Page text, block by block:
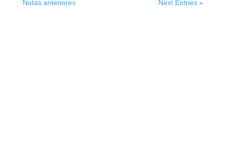
Notas anteriores Next Entries »